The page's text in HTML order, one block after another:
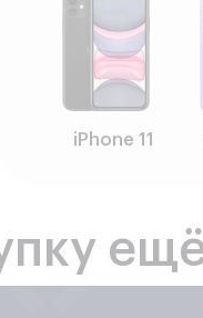
iPhone 11